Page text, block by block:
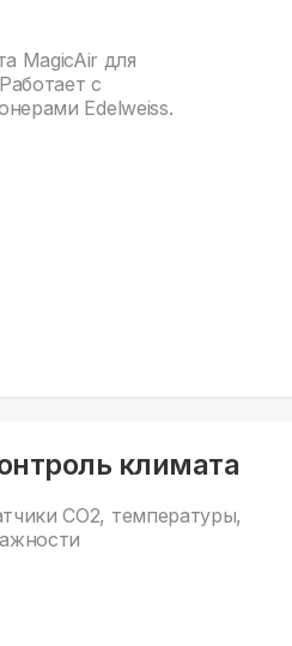
MagicAir для
с
Edelweiss.
климата
CO2, температуры,